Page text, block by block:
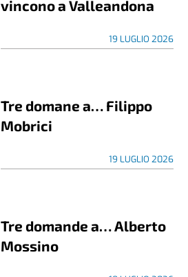
vincono a Valleandona
19 LUGLIO 2026
Tre domane a… Filippo
Mobrici
19 LUGLIO 2026
Tre domande a… Alberto
Mossino